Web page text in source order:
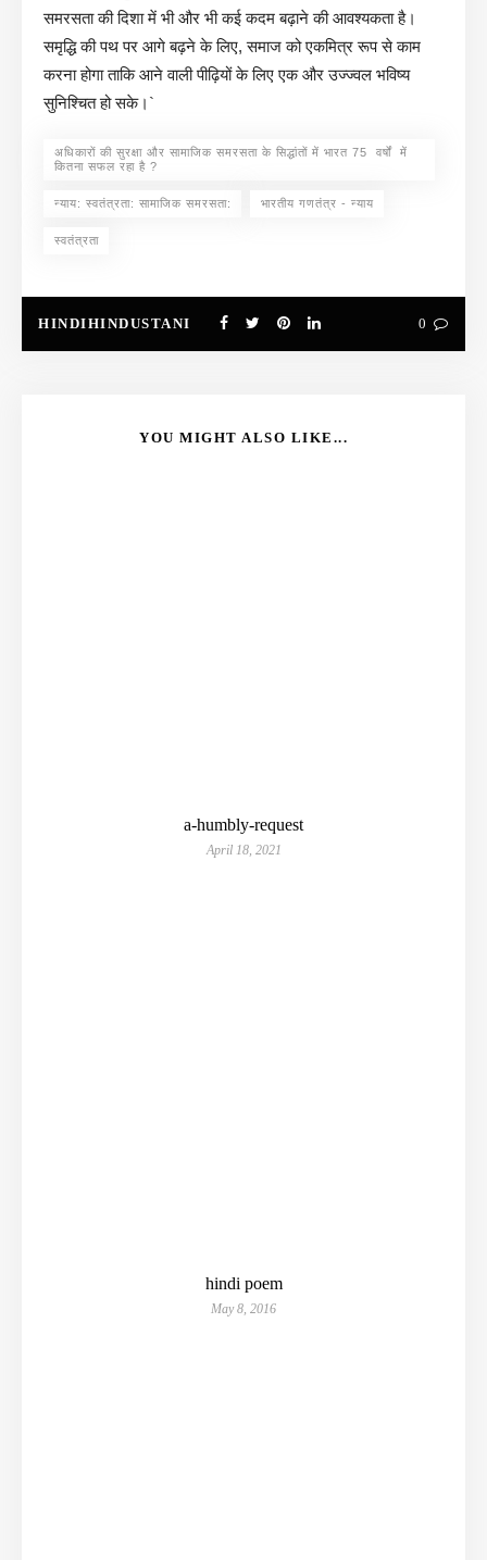
समरसता की दिशा में भी और भी कई कदम बढ़ाने की आवश्यकता है।
समृद्धि की पथ पर आगे बढ़ने के लिए, समाज को एकमित्र रूप से काम
करना होगा ताकि आने वाली पीढ़ियों के लिए एक और उज्ज्वल भविष्य
सुनिश्चित हो सके।`
अधिकारों की सुरक्षा और सामाजिक समरसता के सिद्धांतों में भारत 75 वर्षों में
कितना सफल रहा है ?
न्याय: स्वतंत्रता: सामाजिक समरसता: भारतीय गणतंत्र - न्याय
स्वतंत्रता
HINDIHINDUSTANI 0
YOU MIGHT ALSO LIKE...
a-humbly-request
April 18, 2021
hindi poem
May 8, 2016